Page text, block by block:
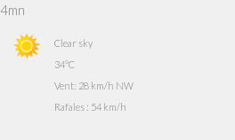
Clear sky
34°C
Vent: 28 km/h NW
Rafales : 54 km/h